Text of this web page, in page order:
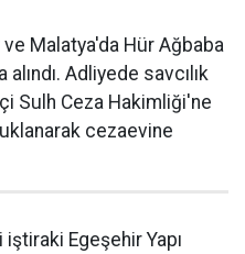
Malatya'da Hür Ağbaba
Adliyede savcılık
Sulh Ceza Hakimliği'ne
cezaevine
Egeşehir Yapı